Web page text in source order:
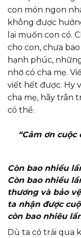
con món ngon
không được
lại muốn con có.
cho con, chưa
hạnh phúc,
nhờ có cha mẹ.
viết hết được. Hy
cha mẹ, hãy trân
có thể.
“Cảm ơn
Còn bao nhiều
Còn bao nhiều
thương và bảo
ta nhận được
còn bao nhiêu
Dù ta có trải qua